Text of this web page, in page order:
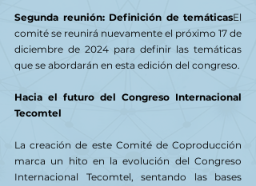
Segunda reunión: Definición de temáticasEl
comité se reunirá nuevamente el próximo 17 de
diciembre de 2024 para definir las temáticas
que se abordarán en esta edición del congreso.
Hacia el futuro del Congreso Internacional
Tecomtel
La creación de este Comité de Coproducción
marca un hito en la evolución del Congreso
Internacional Tecomtel, sentando las bases